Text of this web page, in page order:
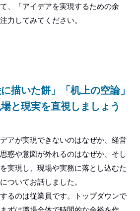
、「アイデアを実現するための余
力してみてください。
描いた餅」「机上の空論」
と現実を直視しましょう
アが実現できないのはなぜか、経営
惑や意図が外れるのはなぜか、そし
実現し、現場や実務に落とし込むた
ついてお話しました。
るのは従業員です。トップダウンで